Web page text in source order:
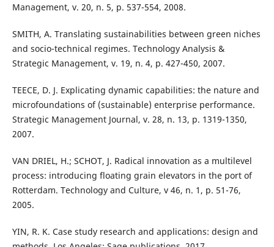
Management, v. 20, n. 5, p. 537-554, 2008.
SMITH, A. Translating sustainabilities between green niches
and socio-technical regimes. Technology Analysis &
Strategic Management, v. 19, n. 4, p. 427-450, 2007.
TEECE, D. J. Explicating dynamic capabilities: the nature and
microfoundations of (sustainable) enterprise performance.
Strategic Management Journal, v. 28, n. 13, p. 1319-1350,
2007.
VAN DRIEL, H.; SCHOT, J. Radical innovation as a multilevel
process: introducing floating grain elevators in the port of
Rotterdam. Technology and Culture, v 46, n. 1, p. 51-76,
2005.
YIN, R. K. Case study research and applications: design and